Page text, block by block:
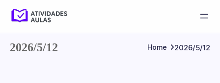
2026/5/12 Home 2026/5/12